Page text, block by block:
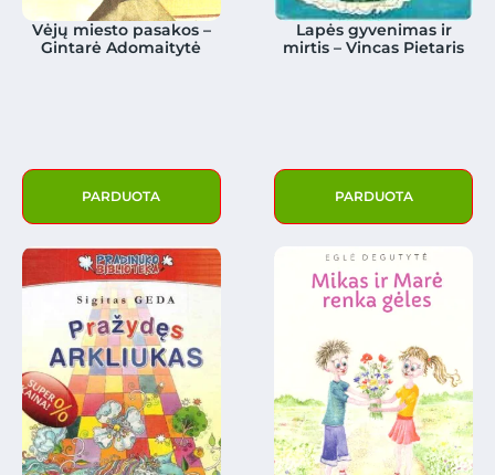
Vėjų miesto pasakos –
Gintarė Adomaitytė
PARDUOTA
Lapės gyvenimas ir
mirtis – Vincas Pietaris
PARDUOTA